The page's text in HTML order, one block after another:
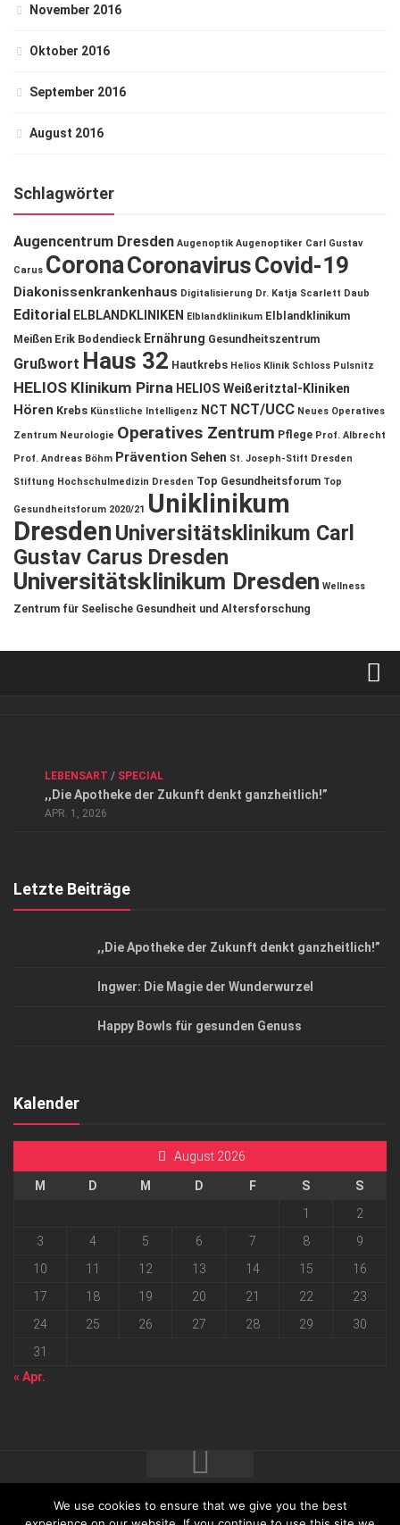
November 2016
Oktober 2016
September 2016
August 2016
Schlagwörter
Augencentrum Dresden Augenoptik Augenoptiker Carl Gustav
Carus CoronaCoronavirusCovid-19
Diakonissenkrankenhaus Digitalisierung Dr. Katja Scarlett Daub
Editorial ELBLANDKLINIKEN Elblandklinikum Elblandklinikum
Meißen Erik Bodendieck Ernährung Gesundheitszentrum
Grußwort Haus 32 Hautkrebs Helios Klinik Schloss Pulsnitz
HELIOS Klinikum Pirna HELIOS Weißeritztal-Kliniken
Hören Krebs Künstliche Intelligenz NCT NCT/UCC Neues Operatives
Zentrum Neurologie Operatives Zentrum Pflege Prof. Albrecht
Prof. Andreas Böhm Prävention Sehen St. Joseph-Stift Dresden
Stiftung Hochschulmedizin Dresden Top Gesundheitsforum Top
Gesundheitsforum 2020/21 Uniklinikum
DresdenUniversitätsklinikum Carl
Gustav Carus Dresden
Universitätsklinikum Dresden Wellness
Zentrum für Seelische Gesundheit und Altersforschung
Datenschutzerklärung
Top Magazin Dresden / Ostsachsen
LEBENSART / SPECIAL
,,Die Apotheke der Zukunft denkt ganzheitlich!”
APR. 1, 2026
Letzte Beiträge
,,Die Apotheke der Zukunft denkt ganzheitlich!”
Ingwer: Die Magie der Wunderwurzel
Happy Bowls für gesunden Genuss
Kalender
August 2026
M D M D F S
S
1
2
3
4 5 6 7 8
9
10
11 12 13 14 15
16
17
18 19 20 21 22
23
24
25 26 27 28 29
30
31
« Apr.
We use cookies to ensure that we give you the best